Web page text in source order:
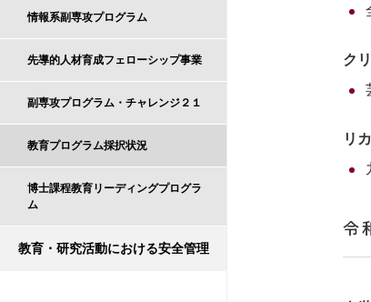
ク
リ
令
情報系副専攻プログラム
先導的人材育成フェローシップ事業
副専攻プログラム・チャレンジ２１
教育プログラム採択状況
博士課程教育リーディングプログラ
ム
教育・研究活動における安全管理